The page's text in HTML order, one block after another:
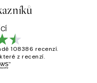
108386 recenzí.
z recenzí.